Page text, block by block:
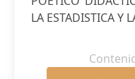
LA ESTADISTICA Y